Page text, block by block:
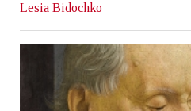
Lesia Bidochko